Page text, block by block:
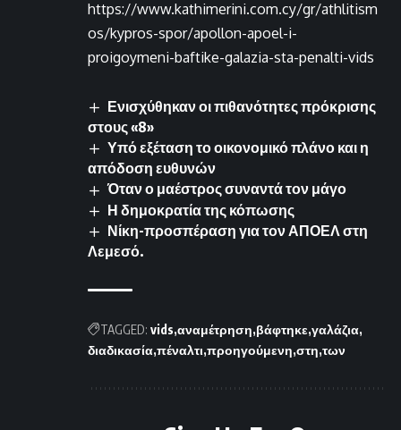
https://www.kathimerini.com.cy/gr/athlitism
os/kypros-spor/apollon-apoel-i-
proigoymeni-baftike-galazia-sta-penalti-vids
Ενισχύθηκαν οι πιθανότητες πρόκρισης
στους «8»
Υπό εξέταση το οικονομικό πλάνο και η
απόδοση ευθυνών
Όταν ο μαέστρος συναντά τον μάγο
Η δημοκρατία της κόπωσης
Νίκη-προσπέραση για τον ΑΠΟΕΛ στη
Λεμεσό.
TAGGED: vids αναμέτρηση βάφτηκε γαλάζια
διαδικασία πέναλτι προηγούμενη στη των